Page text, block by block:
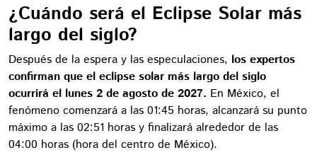
¿Cuándo será el Eclipse Solar más
largo del siglo?
Después de la espera y las especulaciones, los expertos
confirman que el eclipse solar más largo del siglo
ocurrirá el lunes 2 de agosto de 2027. En México, el
fenómeno comenzará a las 01:45 horas, alcanzará su punto
máximo a las 02:51 horas y finalizará alrededor de las
04:00 horas (hora del centro de México).